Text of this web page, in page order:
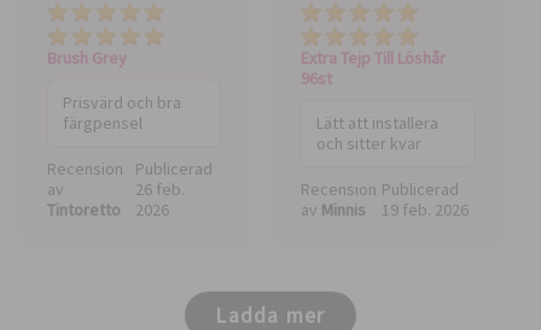
Total value
Kvalitet
Brush Grey
Prisvärd och bra
färgpensel
Recension
av
Tintoretto
Publicerad
26 feb.
2026
Pris
Total value
Extra Tejp Till Löshår
96st
Lätt att installera
och sitter kvar
Recension
av Minnis
Publicerad
19 feb. 2026
Ladda mer